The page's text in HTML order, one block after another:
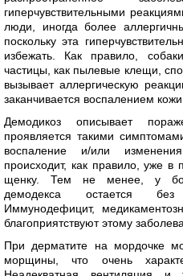
гиперчувствительными
люди, иногда более
поскольку эта
избежать. Как правило,
частицы, как пылевые клещи,
вызывает аллергическую
заканчивается воспалением кожи.
Демодикоз описывает
проявляется такими
воспаление и/или
происходит, как правило, уже
щенку. Тем не менее, у
демодекса остается без
Иммунодефицит,
благоприятствуют этому
При дерматите на мордочке
морщины, что очень